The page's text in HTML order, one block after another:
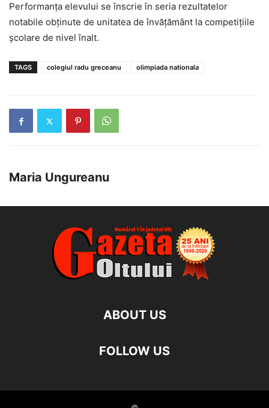
Performanța elevului se înscrie în seria rezultatelor
notabile obținute de unitatea de învățământ la competițiile
școlare de nivel înalt.
TAGS colegiul radu greceanu olimpiada nationala
Maria Ungureanu
ABOUT US
FOLLOW US